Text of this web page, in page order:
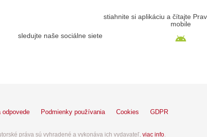
sledujte naše sociálne siete
stiahnite si aplikáciu a čítajte
mobile
odpovede Podmienky používania Cookies GDPR
práva sú vyhradené a vykonáva ich vydavateľ, viac info.